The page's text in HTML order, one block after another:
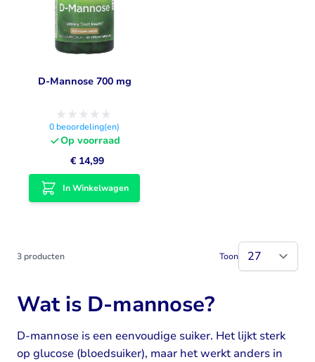
D-Mannose 700 mg
0 beoordeling(en)
Op voorraad
€ 14,99
In Winkelwagen
3 producten Toon
Wat is D-mannose?
D-mannose is een eenvoudige suiker. Het lijkt sterk
op glucose (bloedsuiker), maar het werkt anders in